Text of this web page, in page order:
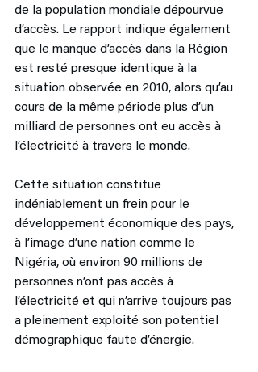
de la population mondiale dépourvue
d’accès. Le rapport indique également
que le manque d’accès dans la Région
est resté presque identique à la
situation observée en 2010, alors qu’au
cours de la même période plus d’un
milliard de personnes ont eu accès à
l’électricité à travers le monde.
Cette situation constitue
indéniablement un frein pour le
développement économique des pays,
à l’image d’une nation comme le
Nigéria, où environ 90 millions de
personnes n’ont pas accès à
l’électricité et qui n’arrive toujours pas
a pleinement exploité son potentiel
démographique faute d’énergie.